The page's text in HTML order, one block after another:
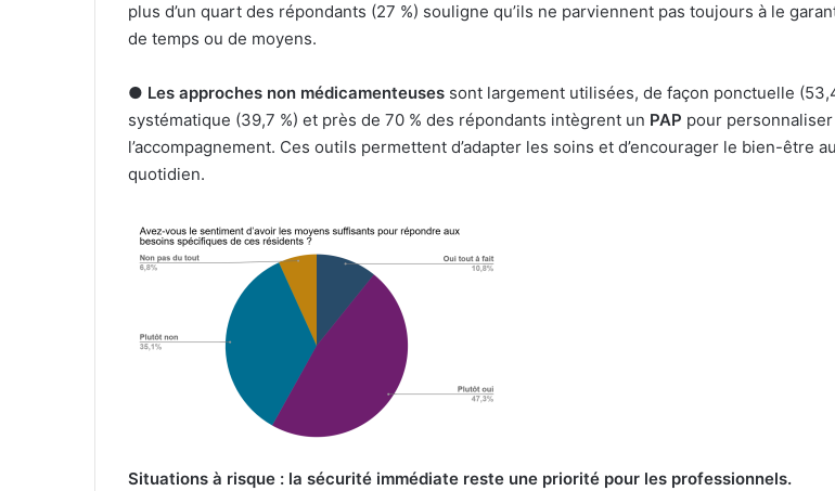
plus d’un quart des répondants (27 %) souligne qu’ils ne parviennent pas toujours à le
de temps ou de moyens.
● Les approches non médicamenteuses sont largement utilisées, de façon ponctuelle
systématique (39,7 %) et près de 70 % des répondants intègrent un PAP pour personnaliser
l’accompagnement. Ces outils permettent d’adapter les soins et d’encourager le bien-être au
quotidien.
Situations à risque : la sécurité immédiate reste une priorité pour les professionnels.